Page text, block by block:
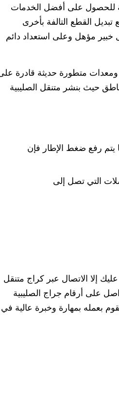
للحصول على أفضل الخدمات
تبديل القطع التالفة بأخرى
خبير مؤهل وعلى استعداد دائم
ومعدات متطورة حديثة قادرة
مدار ال 24 ساعة ولكافة المناطق حيث بنشر متنقل الصليبية
رفع ضغط الإطار فإن
التي تصل إلى
إلا الاتصال عبر كراج متنقل
على أرقام جراج الصليبية
بعمله بمهارة وخبرة عالية في